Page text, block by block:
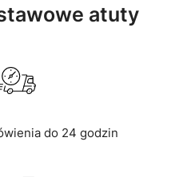
atuty
do 24 godzin